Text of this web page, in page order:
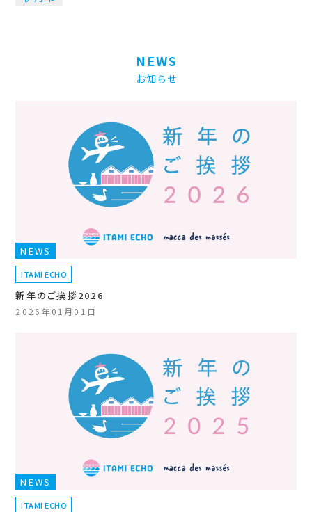
NEWS
お知らせ
NEWS
ITAMI ECHO
新年のご挨拶2026
2026年01月01日
NEWS
ITAMI ECHO